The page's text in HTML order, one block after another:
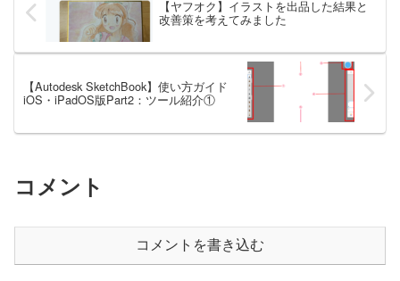
【ヤフオク】イラストを出品した結果と
改善策を考えてみました
【Autodesk SketchBook】使い方ガイド
iOS・iPadOS版Part2：ツール紹介①
コメント
コメントを書き込む